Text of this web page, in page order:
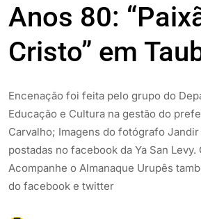
Anos 80:
Cristo” em
Encenação foi feita pelo grupo do
Educação e Cultura na gestão do
Carvalho; Imagens do fotógrafo
postadas no facebook da Ya San Levy.
Acompanhe o Almanaque Urupês
do facebook e twitter